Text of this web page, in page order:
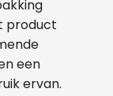
product
een
ervan.